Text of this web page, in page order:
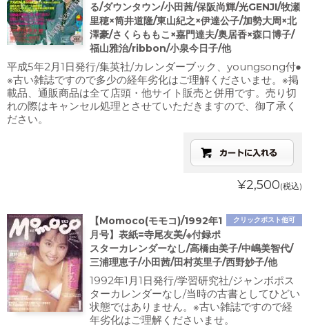
る/ダウンタウン/小田茜/保阪尚輝/光GENJI/牧瀬
里穂×筒井道隆/東山紀之×伊達公子/加勢大周×北
澤豪/さくらももこ×嘉門達夫/奥居香×森口博子/
福山雅治/ribbon/小泉今日子/他
平成5年2月1日発行/集英社/カレンダーブック、youngsong付●
※古い雑誌ですので多少の経年劣化はご理解くださいませ。※掲
載品、通販商品は全て店頭・他サイト販売と併用です。売り切
れの際はキャンセル処理とさせていただきますので、御了承く
ださい。
¥2,500(税込)
クリックポスト他可
【Momoco(モモコ)/1992年1
月号】表紙=寺尾友美/※付録ポ
スターカレンダーなし/高橋由美子/中嶋美智代/
三浦理恵子/小田茜/田村英里子/西野妙子/他
1992年1月1日発行/学習研究社/ジャンボポス
ターカレンダーなし/当時の古書としてひどい
状態ではありません。※古い雑誌ですので経
年劣化はご理解くださいませ。